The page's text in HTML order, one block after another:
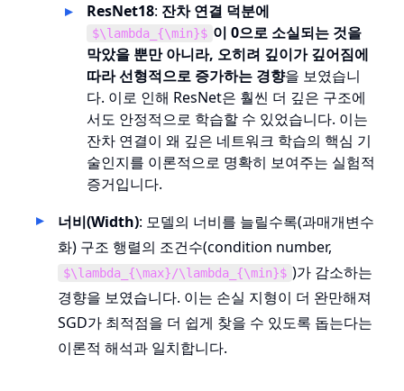
ResNet18: 잔차 연결 덕분에
$\lambda_{\min}$ 이 0으로 소실되는 것을
막았을 뿐만 아니라, 오히려 깊이가 깊어짐에
따라 선형적으로 증가하는 경향을 보였습니
다. 이로 인해 ResNet은 훨씬 더 깊은 구조에
서도 안정적으로 학습할 수 있었습니다. 이는
잔차 연결이 왜 깊은 네트워크 학습의 핵심 기
술인지를 이론적으로 명확히 보여주는 실험적
증거입니다.
너비(Width): 모델의 너비를 늘릴수록(과매개변수
화) 구조 행렬의 조건수(condition number,
$\lambda_{\max}/\lambda_{\min}$ )가 감소하는
경향을 보였습니다. 이는 손실 지형이 더 완만해져
SGD가 최적점을 더 쉽게 찾을 수 있도록 돕는다는
이론적 해석과 일치합니다.